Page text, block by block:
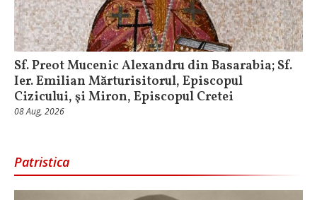
Sf. Preot Mucenic Alexandru din Basarabia; Sf.
Ier. Emilian Mărturisitorul, Episcopul
Cizicului, şi Miron, Episcopul Cretei
08 Aug, 2026
Patristica